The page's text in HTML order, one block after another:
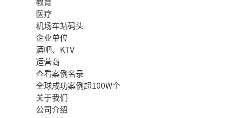
医疗
机场车站码头
企业单位
酒吧、KTV
运营商
查看案例名录
全球成功案例超100W个
关于我们
公司介绍